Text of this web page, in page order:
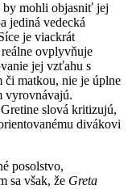
by mohli objasniť jej
jediná vedecká
je viackrát
ovplyvňuje
jej vzťahu s
matkou, nie je úplne
vyrovnávajú.
slová kritizujú,
divákovi
posolstvo,
sa však, že Greta